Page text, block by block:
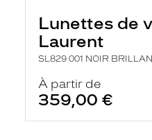
Lunettes de
Laurent
SL829 001 NOIR
À partir de
359,00 €